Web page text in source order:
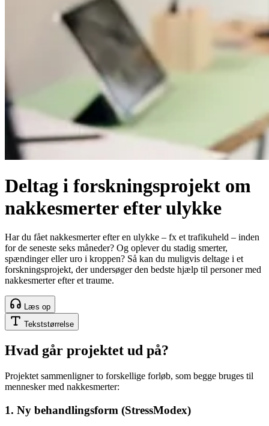
Deltag i forskningsprojekt om
nakkesmerter efter ulykke
Har du fået nakkesmerter efter en ulykke – fx et trafikuheld – inden
for de seneste seks måneder? Og oplever du stadig smerter,
spændinger eller uro i kroppen? Så kan du muligvis deltage i et
forskningsprojekt, der undersøger den bedste hjælp til personer med
nakkesmerter efter et traume.
Læs op
Tekststørrelse
Hvad går projektet ud på?
Projektet sammenligner to forskellige forløb, som begge bruges til
mennesker med nakkesmerter:
1. Ny behandlingsform (StressModex)